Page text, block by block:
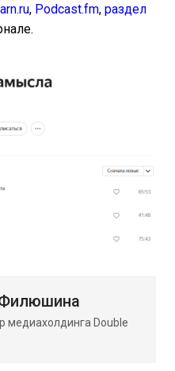
, Podcast.fm, раздел
медиахолдинга Double